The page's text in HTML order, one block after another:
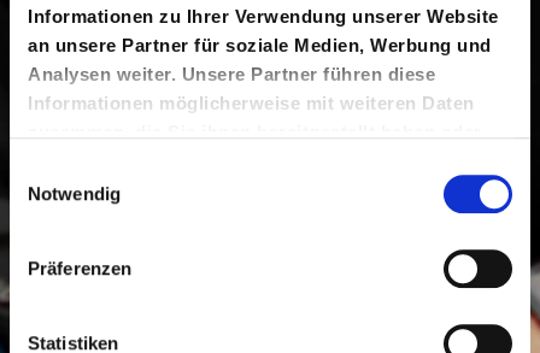
Informationen zu Ihrer Verwendung unserer Website
an unsere Partner für soziale Medien, Werbung und
Analysen weiter. Unsere Partner führen diese
Informationen möglicherweise mit weiteren Daten
gesammelt haben.
Notwendig
Präferenzen
Statistiken